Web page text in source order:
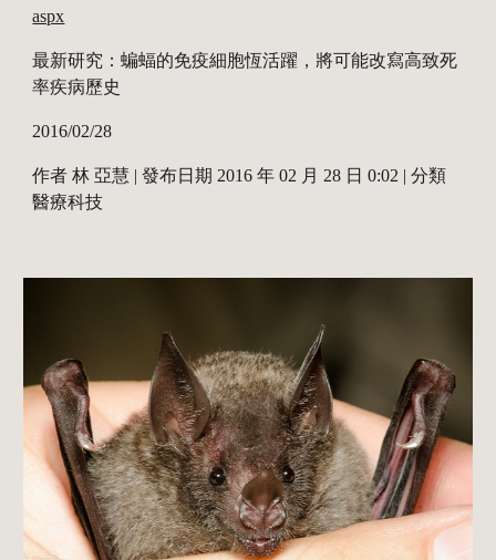
aspx
最新研究：蝙蝠的免疫細胞恆活躍，將可能改寫高致死
率疾病歷史
2016/02/28
作者 林 亞慧 | 發布日期 2016 年 02 月 28 日 0:02 | 分類
醫療科技